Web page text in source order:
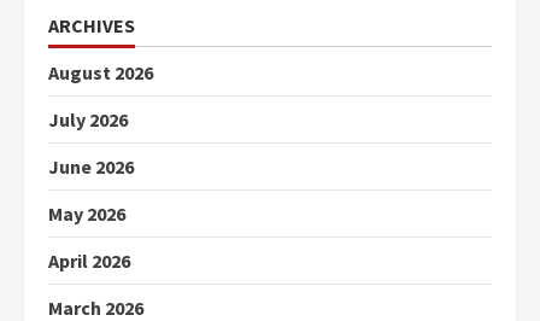
ARCHIVES
August 2026
July 2026
June 2026
May 2026
April 2026
March 2026